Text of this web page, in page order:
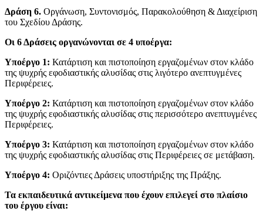
Δράση 6. Οργάνωση, Συντονισμός, Παρακολούθηση & Διαχείριση
του Σχεδίου Δράσης.
Οι 6 Δράσεις οργανώνονται σε 4 υποέργα:
Υποέργο 1: Κατάρτιση και πιστοποίηση εργαζομένων στον κλάδο
της ψυχρής εφοδιαστικής αλυσίδας στις λιγότερο ανεπτυγμένες
Περιφέρειες.
Υποέργο 2: Κατάρτιση και πιστοποίηση εργαζομένων στον κλάδο
της ψυχρής εφοδιαστικής αλυσίδας στις περισσότερο ανεπτυγμένες
Περιφέρειες.
Υποέργο 3: Κατάρτιση και πιστοποίηση εργαζομένων στον κλάδο
της ψυχρής εφοδιαστικής αλυσίδας στις Περιφέρειες σε μετάβαση.
Υποέργο 4: Οριζόντιες Δράσεις υποστήριξης της Πράξης.
Τα εκπαιδευτικά αντικείμενα που έχουν επιλεγεί στο πλαίσιο
του έργου είναι: